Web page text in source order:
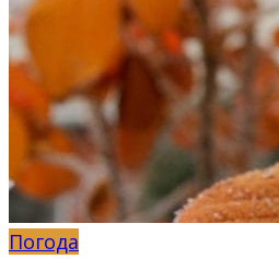
Погода